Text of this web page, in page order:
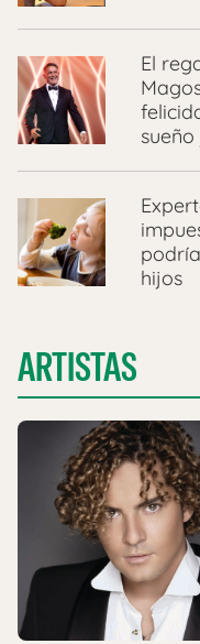
El
hijos
ARTISTAS